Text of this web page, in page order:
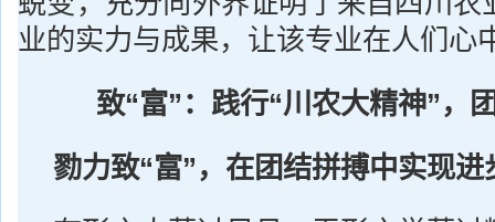
业的实力与成果，让该专业在人们心
致“富” ：践行“川农大精神” ，
勠力致“富” ，在团结拼搏中实现进